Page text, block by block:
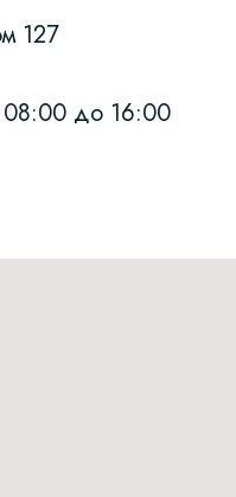
127
08:00 до 16:00